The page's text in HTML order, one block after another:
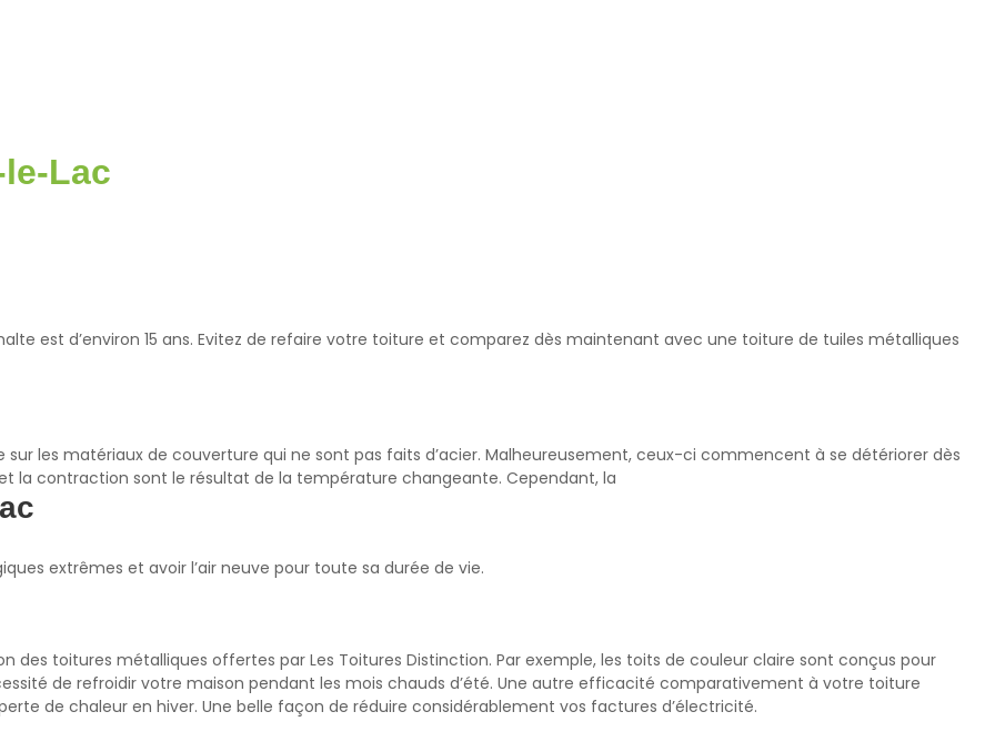
Lac
est d’environ 15 ans. Evitez de refaire votre toiture et comparez dès maintenant avec une toiture de tuiles métalliques
les matériaux de couverture qui ne sont pas faits d’acier. Malheureusement, ceux-ci commencent à se détériorer dès
la contraction sont le résultat de la température changeante. Cependant, la
extrêmes et avoir l’air neuve pour toute sa durée de vie.
des toitures métalliques offertes par Les Toitures Distinction. Par exemple, les toits de couleur claire sont conçus pour
de refroidir votre maison pendant les mois chauds d’été. Une autre efficacité comparativement à votre toiture
de chaleur en hiver. Une belle façon de réduire considérablement vos factures d’électricité.